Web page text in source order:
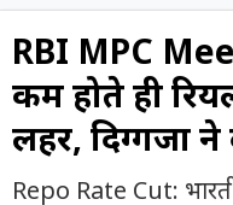
Dark
Mode
होम
शेयर
RBI MPC
कम होते ही
लहर, दिग्गजों ने
Repo Rate Cut: